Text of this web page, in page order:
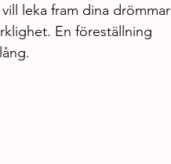
leka fram dina drömmar
En föreställning